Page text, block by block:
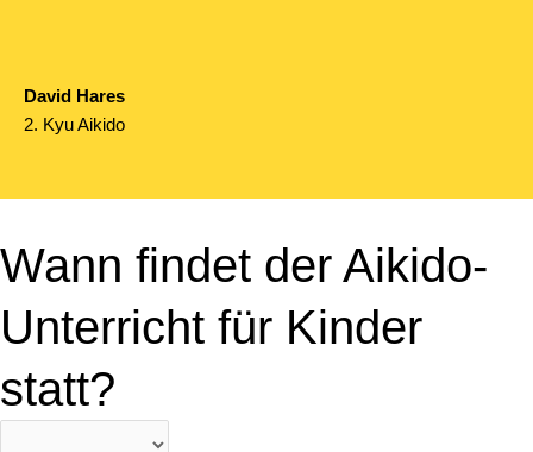
David Hares
2. Kyu Aikido
Wann findet der Aikido-
Unterricht für Kinder
statt?